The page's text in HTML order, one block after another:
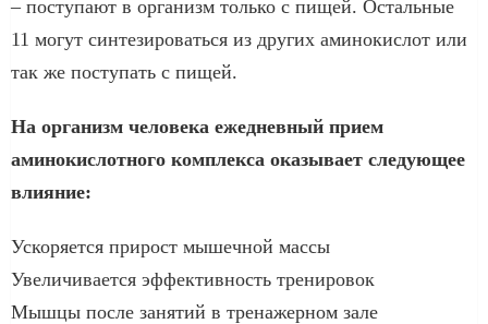
– поступают в организм только с пищей. Остальные
11 могут синтезироваться из других аминокислот или
так же поступать с пищей.
На организм человека ежедневный прием
аминокислотного комплекса оказывает следующее
влияние:
Ускоряется прирост мышечной массы
Увеличивается эффективность тренировок
Мышцы после занятий в тренажерном зале